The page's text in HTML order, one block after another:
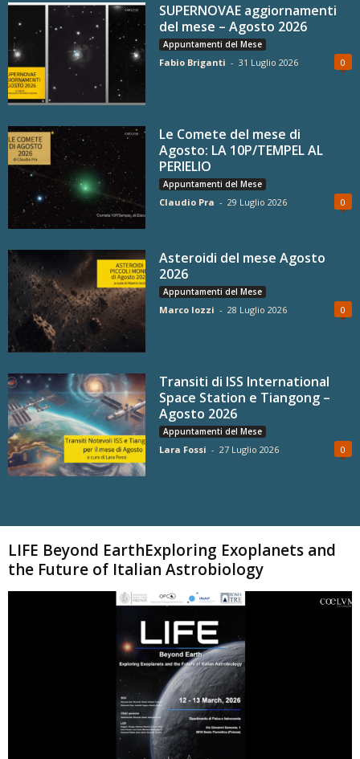
SUPERNOVAE aggiornamenti
del mese – Agosto 2026
Appuntamenti del Mese
Fabio Briganti - 31 Luglio 2026 0
Le Comete del mese di
Agosto: LA 10P/TEMPEL AL
PERIELIO
Appuntamenti del Mese
Claudio Pra - 29 Luglio 2026 0
Asteroidi del mese Agosto
2026
Appuntamenti del Mese
Marco Iozzi - 28 Luglio 2026 0
Transiti di ISS International
Space Station e Tiangong –
Agosto 2026
Appuntamenti del Mese
Lara Fossi - 27 Luglio 2026 0
LIFE Beyond EarthExploring Exoplanets and
the Future of Italian Astrobiology